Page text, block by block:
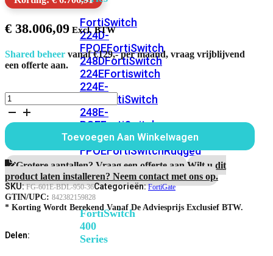
FortiSwitch
224D-
FPOEFortiSwitch
248DFortiSwitch
224EFortiswitch
224E-
FortiSwitch
248E-
POEFortiSwitch
248E-
FPOEFortiSwitchRugged
216F-
POE
FortiSwitch
400
Series
€ 38.006,09
Shared beheer vanaf €129,- per maand, vraag vrijblijvend
een offerte aan.
FortiGate
601E
Bundel
36
Maanden
Unified
Threat
Protection
aantal
Toevoegen Aan Winkelwagen
Grotere aantallen? Vraag een offerte aan.Wilt u dit
product laten installeren? Neem contact met ons op.
SKU:FG-601E-BDL-950-36Categorieën:FortiGate
GTIN/UPC: 842382159828
* Korting Wordt Berekend Vanaf De Adviesprijs Exclusief BTW.
Delen: